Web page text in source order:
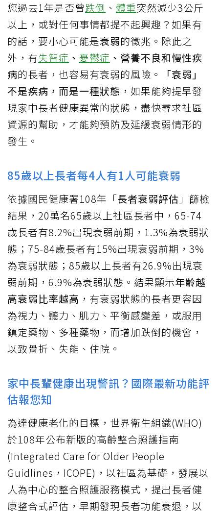
您過去1年是否曾跌倒 、 體重突然減少3公斤
以上，或對任何事情都提不起興趣？如果有
的話，要小心可能是衰弱的徵兆。除此之
外，有失智症 、 憂鬱症 、營養不良和慢性疾
病的長者，也容易有衰弱的風險。
「衰弱」
不是疾病，而是一種狀態 ，如果能夠提早發
現家中長者健康異常的狀態，盡快尋求社區
資源的幫助，才能夠預防及延緩衰弱情形的
發生。
85歲以上長者每4人有1人可能衰弱
依據國民健康署108年「長者衰弱評估 」篩檢
結果，20萬名65歲以上社區長者中，65-74
歲長者有8.2%出現衰弱前期，1.3%為衰弱狀
態；75-84歲長者有15%出現衰弱前期，3%
為衰弱狀態；85歲以上長者有26.9%出現衰
弱前期，6.9%為衰弱狀態。結果顯示年齡越
高衰弱比率越高 ，有衰弱狀態的長者更容因
為視力、聽力、肌力、平衡感變差，或服用
鎮定藥物、多種藥物，而增加跌倒的機會，
以致骨折、失能、住院。
家中長輩健康出現警訊？國際最新功能評
估報您知
為達健康老化的目標，世界衛生組織(WHO)
於108年公布新版的高齡整合照護指南
(Integrated Care for Older People
Guidlines，ICOPE)，以社區為基礎，發展以
人為中心的整合照護服務模式，提出長者健
康整合式評估，早期發現長者功能衰退，以